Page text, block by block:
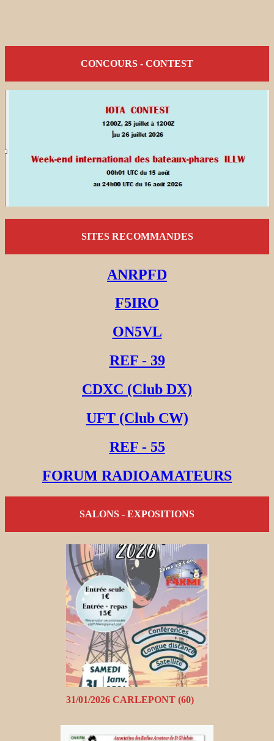
CONCOURS - CONTEST
SITES RECOMMANDES
ANRPFD
F5IRO
ON5VL
REF - 39
CDXC (Club DX)
UFT (Club CW)
REF - 55
FORUM RADIOAMATEURS
SALONS - EXPOSITIONS
31/01/2026 CARLEPONT (60)